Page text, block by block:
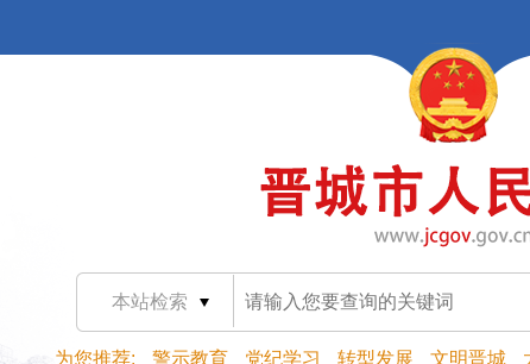
本站检索
为您推荐: 警示教育 党纪学习 转型发展 文明晋城